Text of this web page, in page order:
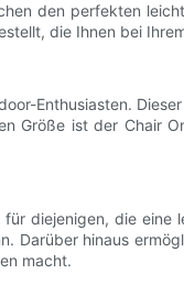
den perfekten
die Ihnen bei
Enthusiasten.
Größe ist der
diejenigen, die
Darüber hinaus
macht.